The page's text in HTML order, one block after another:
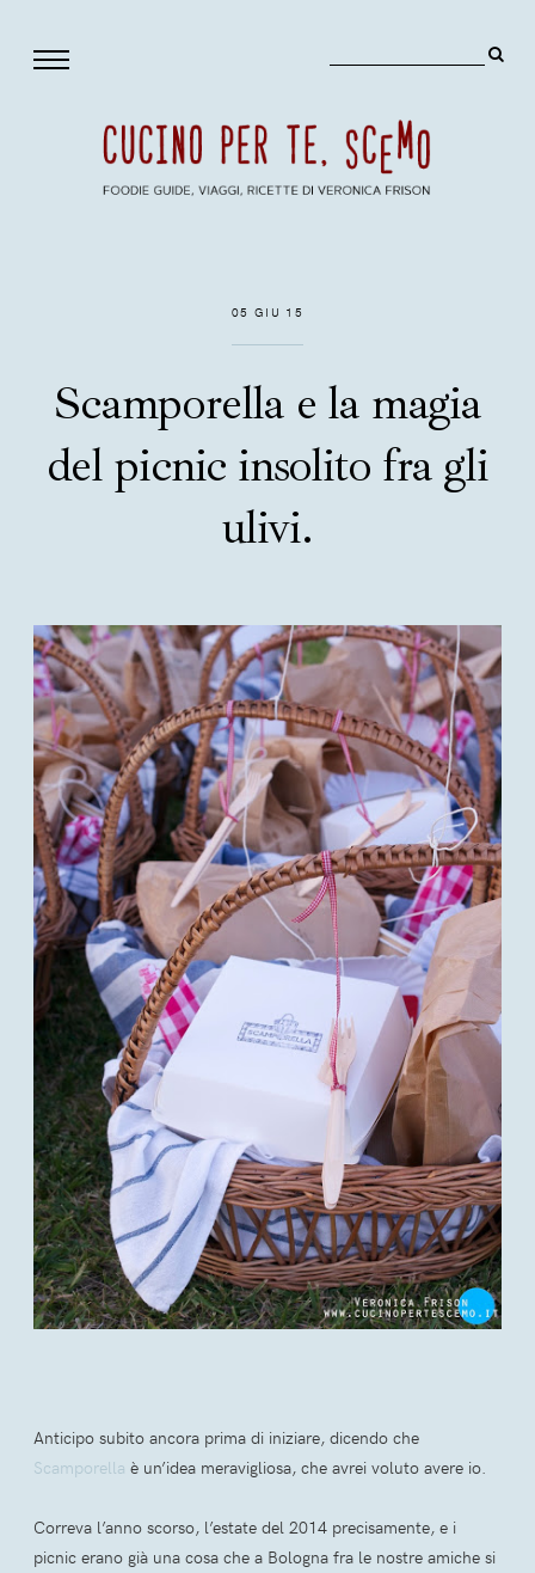
05 GIU 15
Scamporella e la magia
del picnic insolito fra gli
ulivi.
Anticipo subito ancora prima di iniziare, dicendo che
Scamporella è un’idea meravigliosa, che avrei voluto avere io.
Correva l’anno scorso, l’estate del 2014 precisamente, e i
picnic erano già una cosa che a Bologna fra le nostre amiche si